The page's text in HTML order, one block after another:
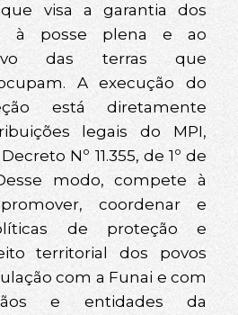
visa a garantia dos
à posse plena e ao
das terras que
A execução do
está diretamente
legais do MPI,
Nº 11.355, de 1º de
modo, compete à
coordenar e
de proteção e
territorial dos povos
com a Funai e com
e entidades da